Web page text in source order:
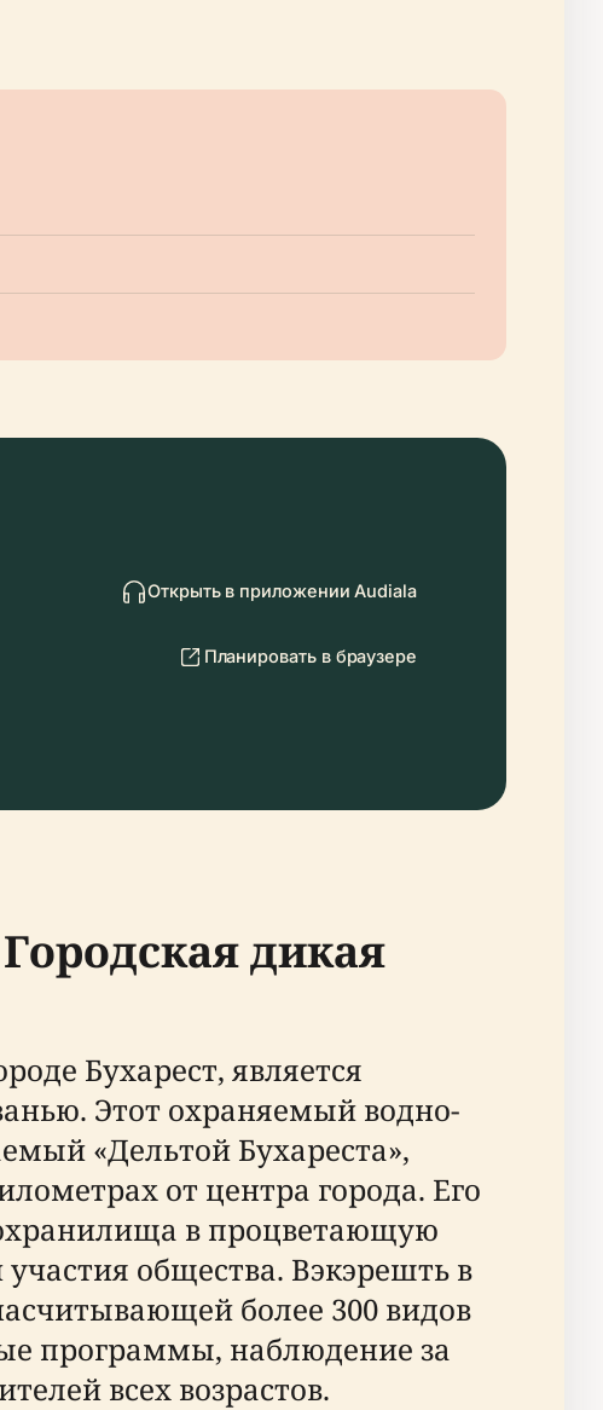
Открыть в приложении Audiala
Планировать в браузере
дикая
Бухарест, является
Этот охраняемый водно-
«Дельтой Бухареста»,
от центра города. Его
в процветающую
общества. Вэкэрешть в
более 300 видов
программы, наблюдение за
всех возрастов.